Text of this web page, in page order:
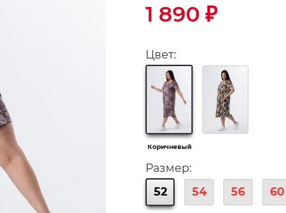
1 890 ₽
Цвет:
Коричневый
Размер:
52
54 56 60